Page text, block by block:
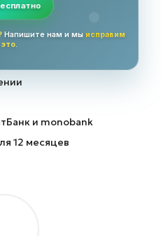
Напишите нам и мы исправим
это.
и monobank
12 месяцев